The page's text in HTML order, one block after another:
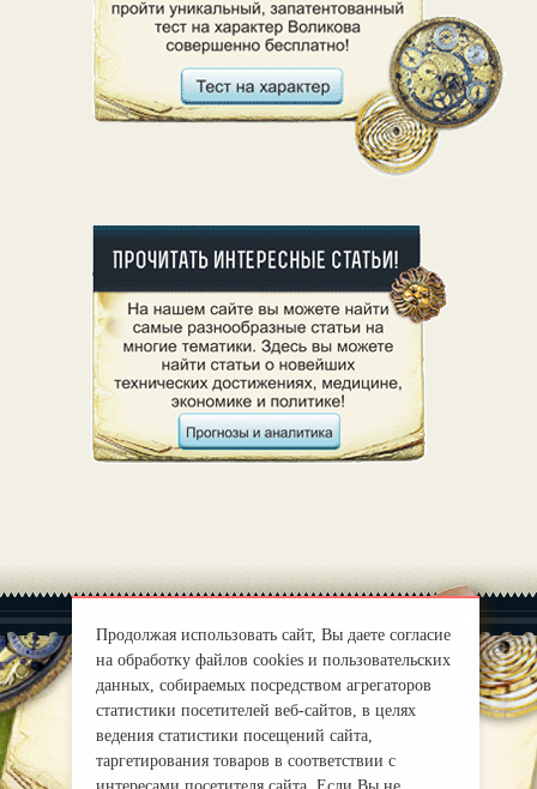
|
mirprognoz@mail.ru
Продолжая использовать сайт, Вы даете согласие
на обработку файлов cookies и пользовательских
данных, собираемых посредством агрегаторов
статистики посетителей веб-сайтов, в целях
ведения статистики посещений сайта,
таргетирования товаров в соответствии с